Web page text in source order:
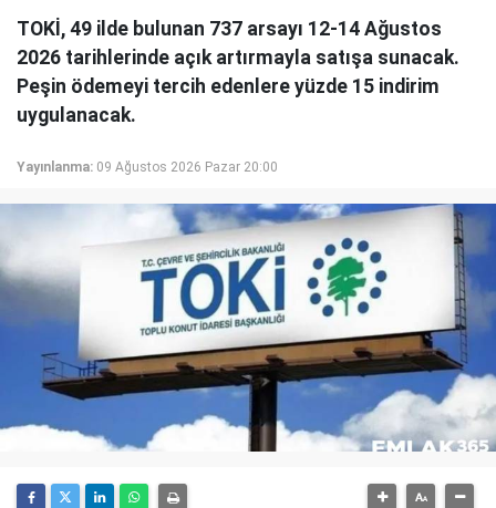
TOKİ, 49 ilde bulunan 737 arsayı 12-14 Ağustos
2026 tarihlerinde açık artırmayla satışa sunacak.
Peşin ödemeyi tercih edenlere yüzde 15 indirim
uygulanacak.
Yayınlanma: 09 Ağustos 2026 Pazar 20:00